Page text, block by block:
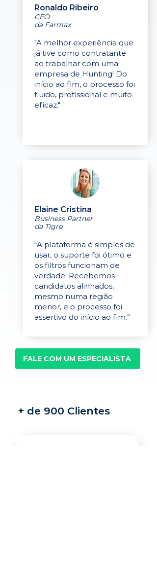
Ronaldo Ribeiro
CEO
da Farmax
"A melhor experiência que
já tive como contratante
ao trabalhar com uma
empresa de Hunting! Do
início ao fim, o processo foi
fluido, profissional e muito
eficaz."
Elaine Cristina
Business Partner
da Tigre
“A plataforma é simples de
usar, o suporte foi ótimo e
os filtros funcionam de
verdade! Recebemos
candidatos alinhados,
mesmo numa região
menor, e o processo foi
assertivo do início ao fim.”
FALE COM UM ESPECIALISTA
+ de 900 Clientes